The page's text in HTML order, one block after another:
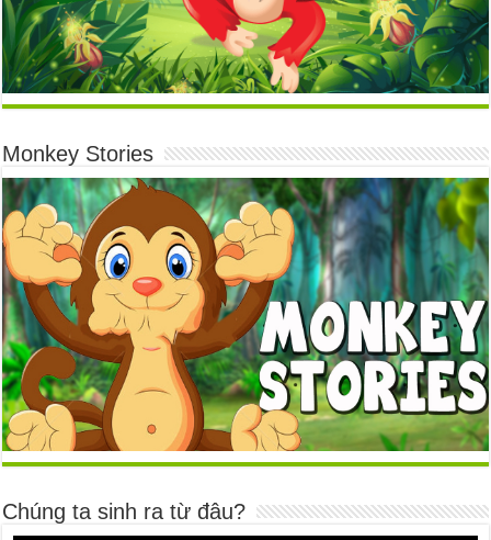
Monkey Stories
Chúng ta sinh ra từ đâu?